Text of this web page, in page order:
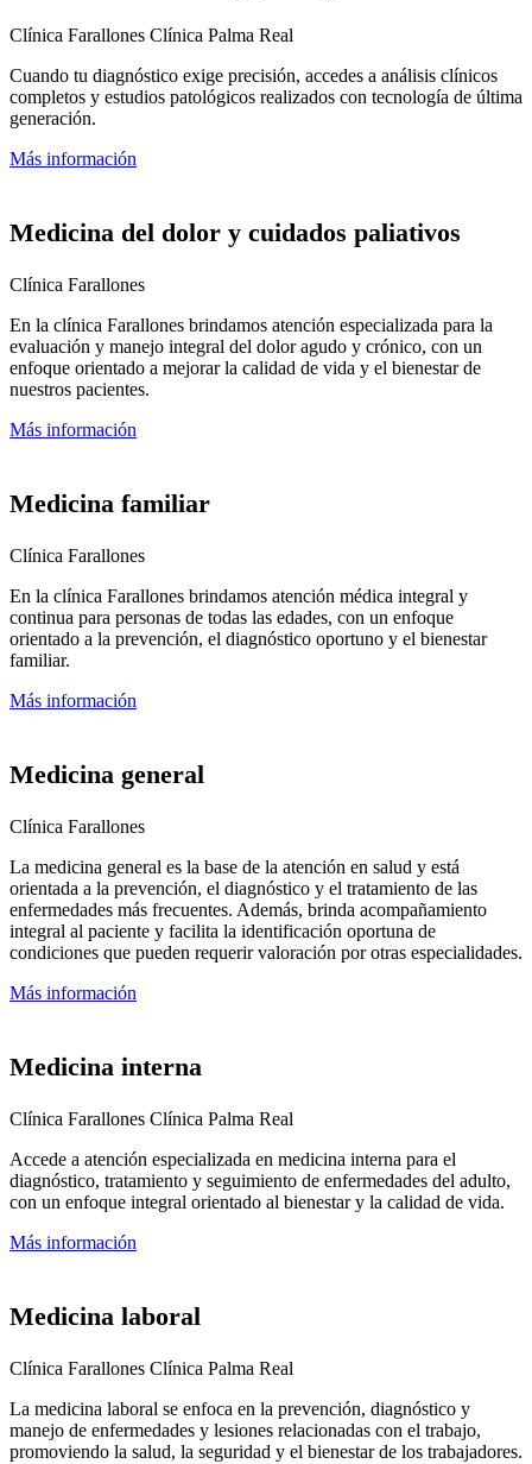
Clínica Farallones Clínica Palma Real
Cuando tu diagnóstico exige precisión, accedes a análisis clínicos
completos y estudios patológicos realizados con tecnología de última
generación.
Más información
Medicina del dolor y cuidados paliativos
Clínica Farallones
En la clínica Farallones brindamos atención especializada para la
evaluación y manejo integral del dolor agudo y crónico, con un
enfoque orientado a mejorar la calidad de vida y el bienestar de
nuestros pacientes.
Más información
Medicina familiar
Clínica Farallones
En la clínica Farallones brindamos atención médica integral y
continua para personas de todas las edades, con un enfoque
orientado a la prevención, el diagnóstico oportuno y el bienestar
familiar.
Más información
Medicina general
Clínica Farallones
La medicina general es la base de la atención en salud y está
orientada a la prevención, el diagnóstico y el tratamiento de las
enfermedades más frecuentes. Además, brinda acompañamiento
integral al paciente y facilita la identificación oportuna de
condiciones que pueden requerir valoración por otras especialidades.
Más información
Medicina interna
Clínica Farallones Clínica Palma Real
Accede a atención especializada en medicina interna para el
diagnóstico, tratamiento y seguimiento de enfermedades del adulto,
con un enfoque integral orientado al bienestar y la calidad de vida.
Más información
Medicina laboral
Clínica Farallones Clínica Palma Real
La medicina laboral se enfoca en la prevención, diagnóstico y
manejo de enfermedades y lesiones relacionadas con el trabajo,
promoviendo la salud, la seguridad y el bienestar de los trabajadores.